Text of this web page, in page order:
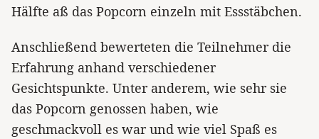
Hälfte aß das Popcorn einzeln mit Essstäbchen.
Anschließend bewerteten die Teilnehmer die
Erfahrung anhand verschiedener
Gesichtspunkte. Unter anderem, wie sehr sie
das Popcorn genossen haben, wie
geschmackvoll es war und wie viel Spaß es